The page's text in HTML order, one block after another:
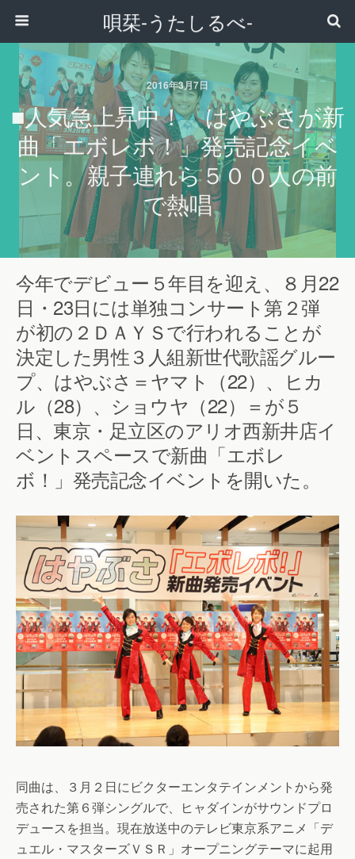
唄栞-うたしるべ-
2016年3月7日
■人気急上昇中！ はやぶさが新
曲「エボレボ！」発売記念イベ
ント。親子連れら５００人の前
で熱唱
今年でデビュー５年目を迎え、８月22
日・23日には単独コンサート第２弾
が初の２ＤＡＹＳで行われることが
決定した男性３人組新世代歌謡グルー
プ、はやぶさ＝ヤマト（22）、ヒカ
ル（28）、ショウヤ（22）＝が５
日、東京・足立区のアリオ西新井店イ
ベントスペースで新曲「エボレ
ボ！」発売記念イベントを開いた。
同曲は、３月２日にビクターエンタテインメントから発
売された第６弾シングルで、ヒャダインがサウンドプロ
デュースを担当。現在放送中のテレビ東京系アニメ「デ
ュエル・マスターズＶＳＲ」オープニングテーマに起用